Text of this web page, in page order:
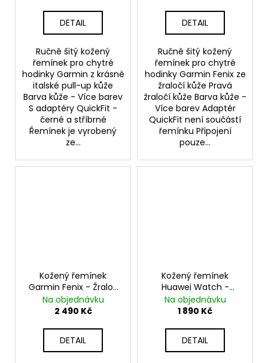
DETAIL
Ručně šitý kožený
řemínek pro chytré
hodinky Garmin z krásné
italské pull-up kůže
Barva kůže - Více barev
S adaptéry QuickFit -
černé a stříbrné
Řemínek je vyrobený
ze...
DETAIL
Ručně šitý kožený
řemínek pro chytré
hodinky Garmin Fenix ze
žraločí kůže Pravá
žraločí kůže Barva kůže -
Více barev Adaptér
QuickFit není součástí
řemínku Připojení
pouze...
Kožený řemínek
Garmin Fenix - Žralok
QuickFit
Na objednávku
2 490 Kč
DETAIL
Kožený řemínek
Huawei Watch -
Pueblo
Na objednávku
1 890 Kč
DETAIL